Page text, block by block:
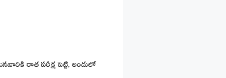
రాత పరీక్ష పెట్టి, అందులో